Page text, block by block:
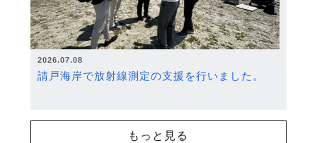
2026.07.08
請戸海岸で放射線測定の支援を行いました。
もっと見る